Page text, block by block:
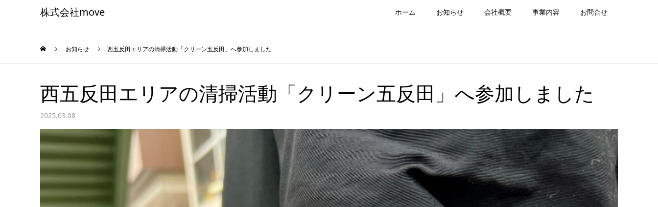
株式会社move ホーム お知らせ 会社概要 事業内容 お問合せ
お知らせ 西五反田エリアの清掃活動「クリーン五反田」へ参加しました
西五反田エリアの清掃活動「クリーン五反田」へ参加しました
2025.03.08